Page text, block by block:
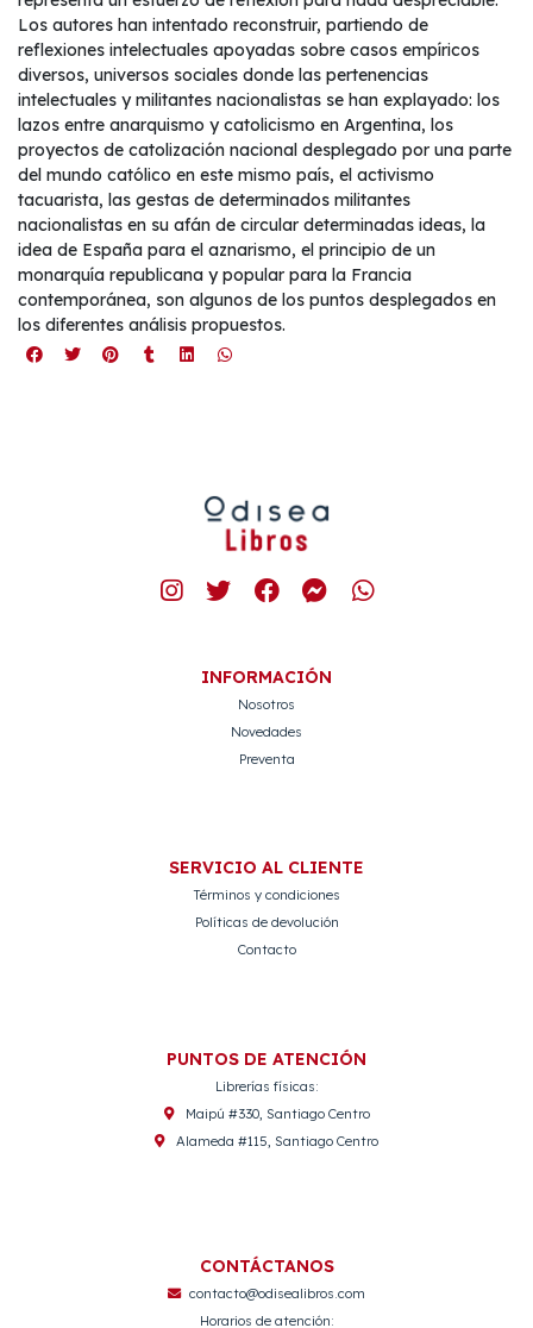
Los autores han intentado reconstruir, partiendo de
reflexiones intelectuales apoyadas sobre casos empíricos
diversos, universos sociales donde las pertenencias
intelectuales y militantes nacionalistas se han explayado: los
lazos entre anarquismo y catolicismo en Argentina, los
proyectos de catolización nacional desplegado por una parte
del mundo católico en este mismo país, el activismo
tacuarista, las gestas de determinados militantes
nacionalistas en su afán de circular determinadas ideas, la
idea de España para el aznarismo, el principio de un
monarquía republicana y popular para la Francia
contemporánea, son algunos de los puntos desplegados en
los diferentes análisis propuestos.
INFORMACIÓN
Nosotros
Novedades
Preventa
SERVICIO AL CLIENTE
Términos y condiciones
Políticas de devolución
Contacto
PUNTOS DE ATENCIÓN
Librerías físicas:
Maipú #330, Santiago Centro
Alameda #115, Santiago Centro
CONTÁCTANOS
contacto@odisealibros.com
Horarios de atención: